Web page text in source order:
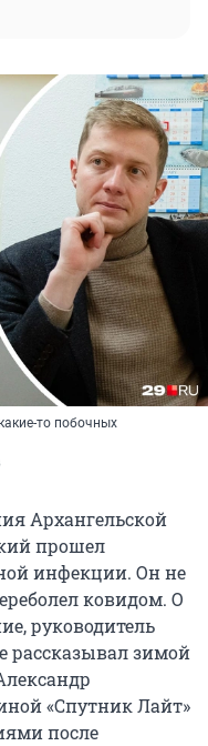
то побочных
Архангельской
прошел
инфекции. Он не
ковидом. О
руководитель
рассказывал зимой
«Спутник Лайт»
после